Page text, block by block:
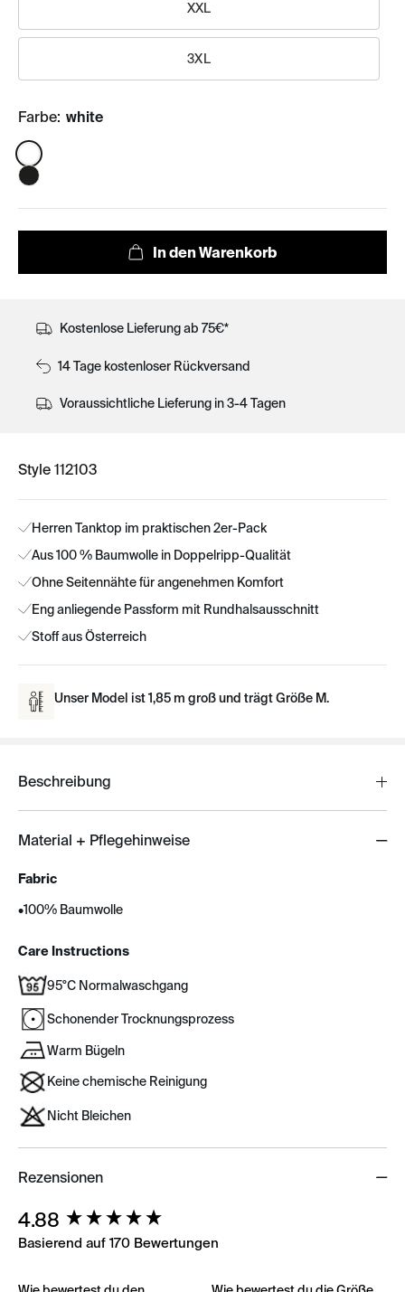
XXL
3XL
Farbe: white
Color:
Kostenlose Lieferung ab 75€*
14 Tage kostenloser Rückversand
Voraussichtliche Lieferung in 3-4 Tagen
Style 112103
Herren Tanktop im praktischen 2er-Pack
Aus 100 % Baumwolle in Doppelripp-Qualität
Ohne Seitennähte für angenehmen Komfort
Eng anliegende Passform mit Rundhalsausschnitt
Stoff aus Österreich
Unser Model ist 1,85 m groß und trägt Größe M.
Beschreibung
Material + Pflegehinweise
Fabric
•100% Baumwolle
Care Instructions
95°C Normalwaschgang
Schonender Trocknungsprozess
Warm Bügeln
Keine chemische Reinigung
Nicht Bleichen
Rezensionen
4.88
Basierend auf 170 Bewertungen
New content loaded